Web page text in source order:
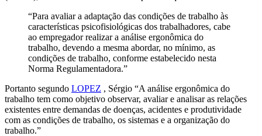
“Para avaliar a adaptação das condições de trabalho às
características psicofisiológicas dos trabalhadores, cabe
ao empregador realizar a análise ergonômica do
trabalho, devendo a mesma abordar, no mínimo, as
condições de trabalho, conforme estabelecido nesta
Norma Regulamentadora.”
Portanto segundo LOPEZ , Sérgio “A análise ergonômica do
trabalho tem como objetivo observar, avaliar e analisar as relações
existentes entre demandas de doenças, acidentes e produtividade
com as condições de trabalho, os sistemas e a organização do
trabalho.”